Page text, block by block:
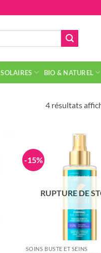
SOLAIRES BIO & NATUREL
4 résultats
-15%
RUPTURE DE
SOINS BUSTE ET SEINS